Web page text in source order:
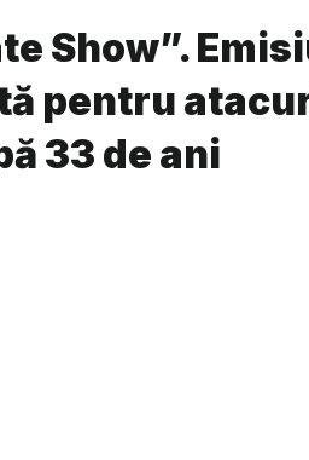
Show”.
pentru
33 de ani